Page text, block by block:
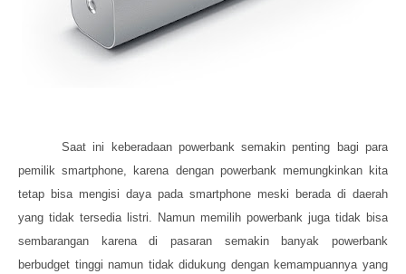
Saat ini keberadaan powerbank semakin penting bagi para
pemilik smartphone, karena dengan powerbank memungkinkan kita
tetap bisa mengisi daya pada smartphone meski berada di daerah
yang tidak tersedia listri. Namun memilih powerbank juga tidak bisa
sembarangan karena di pasaran semakin banyak powerbank
berbudget tinggi namun tidak didukung dengan kemampuannya yang